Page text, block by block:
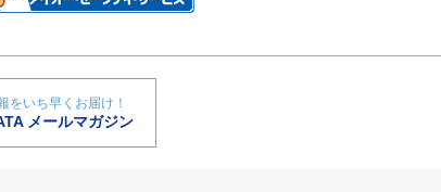
をいち早くお届け！
メールマガジン